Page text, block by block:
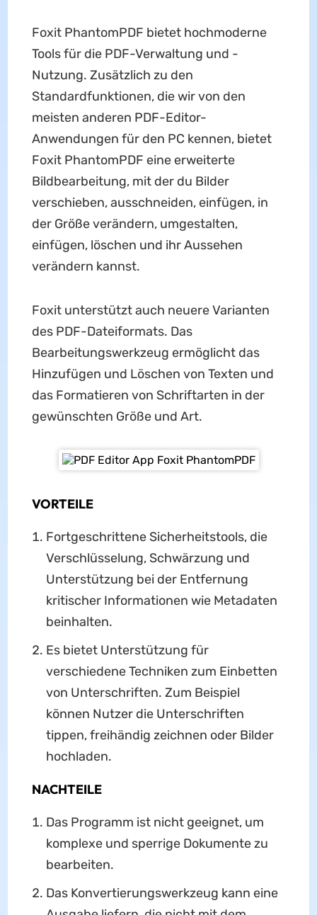
Foxit PhantomPDF bietet hochmoderne
Tools für die PDF-Verwaltung und -
Nutzung. Zusätzlich zu den
Standardfunktionen, die wir von den
meisten anderen PDF-Editor-
Anwendungen für den PC kennen, bietet
Foxit PhantomPDF eine erweiterte
Bildbearbeitung, mit der du Bilder
verschieben, ausschneiden, einfügen, in
der Größe verändern, umgestalten,
einfügen, löschen und ihr Aussehen
verändern kannst.
Foxit unterstützt auch neuere Varianten
des PDF-Dateiformats. Das
Bearbeitungswerkzeug ermöglicht das
Hinzufügen und Löschen von Texten und
das Formatieren von Schriftarten in der
gewünschten Größe und Art.
VORTEILE
Fortgeschrittene Sicherheitstools, die
Verschlüsselung, Schwärzung und
Unterstützung bei der Entfernung
kritischer Informationen wie Metadaten
beinhalten.
Es bietet Unterstützung für
verschiedene Techniken zum Einbetten
von Unterschriften. Zum Beispiel
können Nutzer die Unterschriften
tippen, freihändig zeichnen oder Bilder
hochladen.
NACHTEILE
Das Programm ist nicht geeignet, um
komplexe und sperrige Dokumente zu
bearbeiten.
Das Konvertierungswerkzeug kann eine